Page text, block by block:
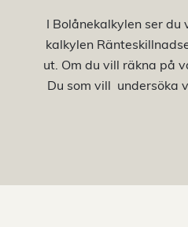
I Bolånekalkylen ser
kalkylen
ut. Om du vill räkna på
Du som vill undersöka